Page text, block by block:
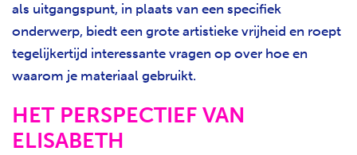
als uitgangspunt, in plaats van een specifiek
onderwerp, biedt een grote artistieke vrijheid en roept
tegelijkertijd interessante vragen op over hoe en
waarom je materiaal gebruikt.
HET PERSPECTIEF VAN
ELISABETH